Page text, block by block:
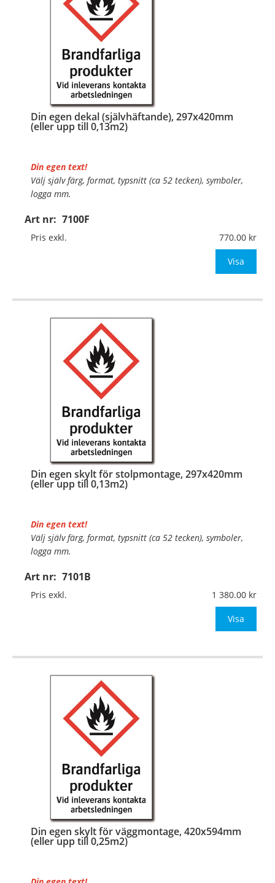
Din egen dekal (självhäftande), 297x420mm
(eller upp till 0,13m2)
Art nr: 7100F
Din egen text!
Välj själv färg, format, typsnitt (ca 52 tecken), symboler,
logga mm.
Material:Självhäftande folie
Mått:297x420mm (eller annat mått upp till 0,13m²)
Pris exkl. 770.00
Visa
Din egen skylt för stolpmontage, 297x420mm
(eller upp till 0,13m2)
Art nr: 7101B
Din egen text!
Välj själv färg, format, typsnitt (ca 52 tecken), symboler,
logga mm.
Material:Kantvikt aluminium, 2mm (stolpmontage)
Mått:297x420mm (eller annat mått upp till 0,13m²)
Pris exkl. 1 380.00
Visa
Din egen skylt för väggmontage, 420x594mm
(eller upp till 0,25m2)